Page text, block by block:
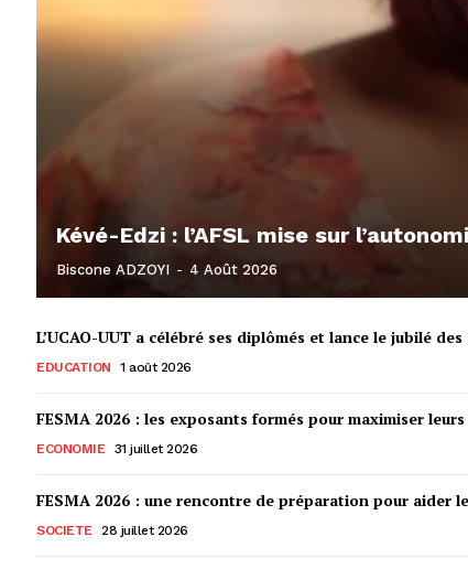
Kévé-Edzi : l’AFSL mise sur
Biscone ADZOYI - 4 Août 2026
L’UCAO-UUT a célébré ses diplômés et lance le jubilé
EDUCATION 1 août 2026
FESMA 2026 : les exposants formés pour maximiser
ECONOMIE 31 juillet 2026
FESMA 2026 : une rencontre de préparation pour aider
SOCIETE 28 juillet 2026